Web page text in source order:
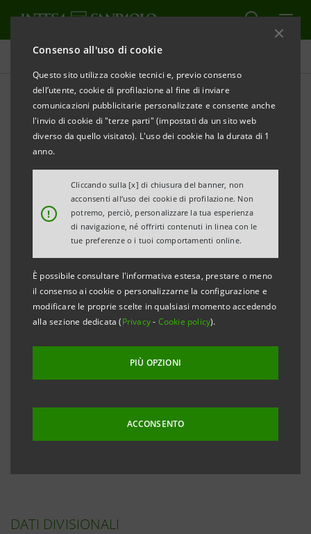
Consenso all'uso di cookie
Questo sito utilizza cookie tecnici e, previo consenso
dell’utente, cookie di profilazione al fine di inviare
comunicazioni pubblicitarie personalizzate e consente anche
l'invio di cookie di "terze parti" (impostati da un sito web
diverso da quello visitato). L'uso dei cookie ha la durata di 1
anno.
!
Cliccando sulla [x] di chiusura del banner, non
acconsenti all’uso dei cookie di profilazione. Non
potremo, perciò, personalizzare la tua esperienza
di navigazione, né offrirti contenuti in linea con le
tue preferenze o i tuoi comportamenti online.
È possibile consultare l'informativa estesa, prestare o meno
il consenso ai cookie o personalizzarne la configurazione e
modificare le proprie scelte in qualsiasi momento accedendo
alla sezione dedicata (Privacy- Cookie policy).
PIÙ OPZIONI
ACCONSENTO
Database cifre chiave
Database cifre chiave
1trim.15
AGGIORNA
I dati qui contenuti hanno carattere esclusivamente
documenti ufficiali del Gruppo Intesa Sanpaolo.
RISULTATI
140 Kb
DATI DIVISIONALI